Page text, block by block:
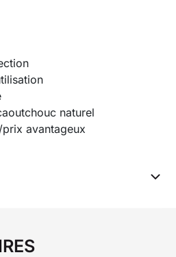
naturel
avantageux